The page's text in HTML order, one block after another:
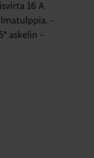
16 A
-
askelin -